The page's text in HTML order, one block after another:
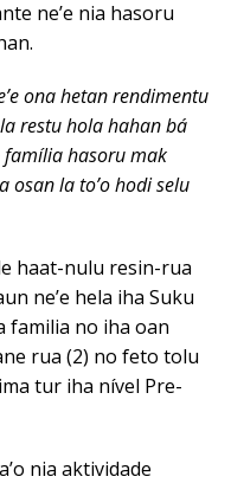
ne’e nia hasoru
ona hetan rendimentu
restu hola hahan bá
família hasoru mak
osan la to’o hodi selu
haat-nulu resin-rua
ne’e hela iha Suku
familia no iha oan
rua (2) no feto tolu
tur iha nível Pre-
nia aktividade